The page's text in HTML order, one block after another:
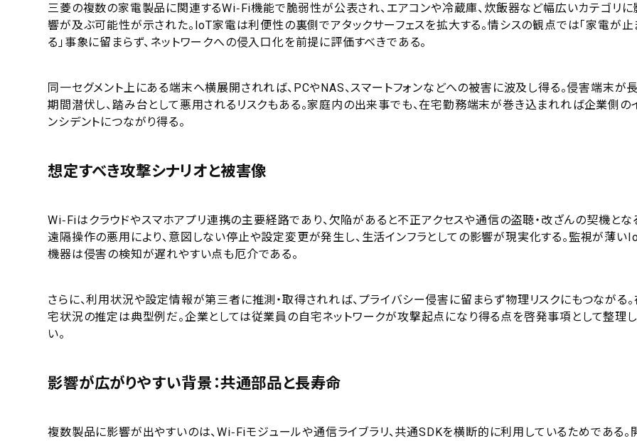
三菱の複数の家電製品に関連するWi‑Fi機能で脆弱性が公表され、エアコンや冷蔵庫、炊飯器など幅広いカテゴリに
響が及ぶ可能性が示された。IoT家電は利便性の裏側でアタックサーフェスを拡大する。情シスの観点では「家電が止
る」事象に留まらず、ネットワークへの侵入口化を前提に評価すべきである。
同一セグメント上にある端末へ横展開されれば、PCやNAS、スマートフォンなどへの被害に波及し得る。侵害端末が
期間潜伏し、踏み台として悪用されるリスクもある。家庭内の出来事でも、在宅勤務端末が巻き込まれれば企業側の
ンシデントにつながり得る。
想定すべき攻撃シナリオと被害像
Wi‑Fiはクラウドやスマホアプリ連携の主要経路であり、欠陥があると不正アクセスや通信の盗聴・改ざんの契機とな
遠隔操作の悪用により、意図しない停止や設定変更が発生し、生活インフラとしての影響が現実化する。監視が薄い
機器は侵害の検知が遅れやすい点も厄介である。
さらに、利用状況や設定情報が第三者に推測・取得されれば、プライバシー侵害に留まらず物理リスクにもつながる
宅状況の推定は典型例だ。企業としては従業員の自宅ネットワークが攻撃起点になり得る点を啓発事項として整理
い。
影響が広がりやすい背景：共通部品と長寿命
複数製品に影響が出やすいのは、Wi‑Fiモジュールや通信ライブラリ、共通SDKを横断的に利用しているためである。